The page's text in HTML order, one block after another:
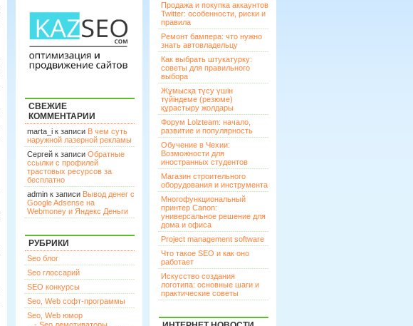
СВЕЖИЕ
КОММЕНТАРИИ
marta_i к записи В чем суть
наружной лазерной рекламы
Сергей к записи Обратные
ссылки с профилей
трастовых ресурсов за
бесплатно
admin к записи Вывод денег с
Google Adsense на
Webmoney и Яндекс Деньги
РУБРИКИ
Seo блог
Seo глоссарий
SEO конкурсы
Seo, Web софт-программы
Seo, Web юмор
Продажа и покупка аккаунтов
Twitter: особенности, риски и
правила
Ремонт бампера: что нужно
знать автовладельцу
Как выбрать штукатурку:
советы для правильного
выбора
Жұмысқа түсу үшін
түйіндеме (резюме)
құрастыру жолдары
Форум Lolzteam: начало,
развитие и популярность
Обучение в Чехии:
Возможности для
иностранных студентов
Магазин строительного
оборудования и инструмента
Многофункциональный
принтер Canon:
универсальное решение для
дома и офиса
Project management software
Что такое SEO и как оно
работает
Искусство создания
логотипа: основные шаги и
практические советы